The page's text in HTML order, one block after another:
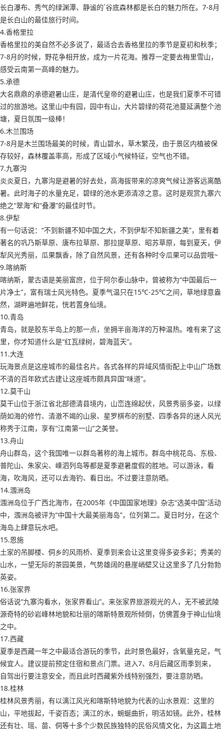
长白瀑布、秀气的绿渊潭、静谧的`谷底森林都是长白的魅力所在。7-8月
是长白山的最佳旅行时间。
4.香格里拉
香格里拉的美自然不必多说了，最适合去香格里拉的季节是夏初和秋季；
7-8月的时候，野花争相开放，成为一片花海。推荐一定要去梅里雪山，
感受云南第一高峰的魅力。
5.承德
大名鼎鼎的承德避暑山庄，是清代皇帝的避暑山庄，也是我们夏季不可错
过的旅游地。这里山中有园，园中有山，大片碧绿的荷花池蔓延满整个池
塘，夏日氛围一级棒！
6.木兰围场
7-8月是木兰围场最美的时候，青山碧水，草木繁茂，由于景区内植被保
存较好，森林覆盖率高，形成了区域小气候特征，空气也不错。
7.九寨沟
炎炎夏日，九寨沟是避暑的好去处，高海拔带来的凉爽气候让游客远离酷
暑。此时海子的水量充足，碧绿的池水更添清凉之意。这时是观赏九寨六
绝之“翠海”和“叠瀑”的最佳时节。
8.伊犁
有一句话说：“不到新疆不知中国之大，不到伊犁不知新疆之美”，里有着
著名的巩乃斯草原、唐布拉草原、那拉提草原、昭苏草原，每到夏天，伊
犁风光秀丽，瓜果飘香，除了自然风景，还有各种时令瓜果可以品尝哦~
9.喀纳斯
喀纳斯，蒙古语是美丽富庶，位于阿尔泰山脉中，曾被称为“中国最后一
片净土”，富有瑞士风光特色。夏季气温只在15℃-25℃之间，草地绿意盎
然，湖畔遍地鲜花，恍若置身仙境。
10.青岛
青岛，就是胶东半岛上的那一点，坐拥半亩海洋的万种温热。唯有来了这
里，你才知道什么是“红瓦绿树，碧海蓝天”。
11.大连
玩海景点是这座城市的最佳名片。各式各样的异域风情街配上中山广场数
不清的百年欧式古建让这座城市颇具异国“味道”。
12.莫干山
莫干山位于浙江省北部德清县境内，山峦连绵起伏，风景秀丽多姿，以绿
荫如海的修竹、清澈不竭的山泉、星罗棋布的别墅、四季各异的迷人风光
称秀于江南，享有“江南第一山”之美誉。
13.舟山
舟山群岛，这个我国唯一以群岛著称的海上城市。群岛中桃花岛、东极、
普陀山、朱家尖、嵊泗列岛等都是夏季避暑度假的胜地。可以游泳，看
海，吹海风，还可以去海钓、看日出。不过要注意防晒。
14.涠洲岛
涠洲岛位于广西北海市，在2005年《中国国家地理》杂志“选美中国”活动
中，涠洲岛被评为“中国十大最美丽海岛”，位列第二。夏日时分，在这个
海岛上肆意玩水吧。
15.恩施
土家的吊脚楼、侗乡的风雨桥、夏季到来会让这里变得多姿多彩；秀美的
山水，一望无际的茶园美景，气势雄阔的悬崖峭壁又让这里多了几分勃勃
英姿。
16.张家界
俗话说“九寨沟看水，张家界看山”。来张家界旅游观光的人，无不被武陵
源奇特的砂岩峰林地貌和壮丽的喀斯特景观所倾倒，仿佛置身于神山仙境
之中。
17.西藏
夏季是西藏一年之中最适合游玩的季节，此时景色最好，含氧量充足，气
候宜人。建议提前预定住宿和景点门票。进入7、8月后藏区雨季到来，
自驾出行要注意安全，而且此时西藏紫外线特别强烈，要注意防晒。
18.桂林
桂林风景秀丽，有以漓江风光和喀斯特地貌为代表的山水景观：这里的
山，平地拔起，千姿百态；漓江的水，蜿蜒曲折，明洁如镜。此外，桂林
还有壮、瑶、苗、侗等十多个少数民族独特的民俗风情文化，为这篇土地